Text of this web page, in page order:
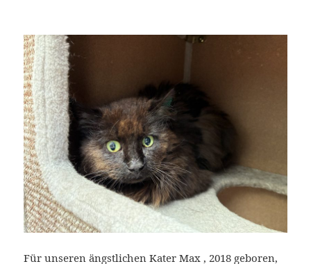
Für unseren ängstlichen Kater Max , 2018 geboren,